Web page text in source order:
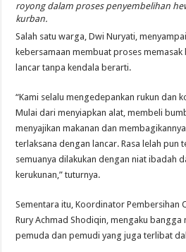
royong dalam proses penyembelihan
kurban.
Salah satu warga, Dwi Nuryati,
kebersamaan membuat proses
lancar tanpa kendala berarti.
“Kami selalu mengedepankan rukun dan
Mulai dari menyiapkan alat, membeli
menyajikan makanan dan
terlaksana dengan lancar. Rasa lelah pun
semuanya dilakukan dengan niat ibadah
kerukunan,” tuturnya.
Sementara itu, Koordinator Pembersihan
Rury Achmad Shodiqin, mengaku bangga
pemuda dan pemudi yang juga terlibat